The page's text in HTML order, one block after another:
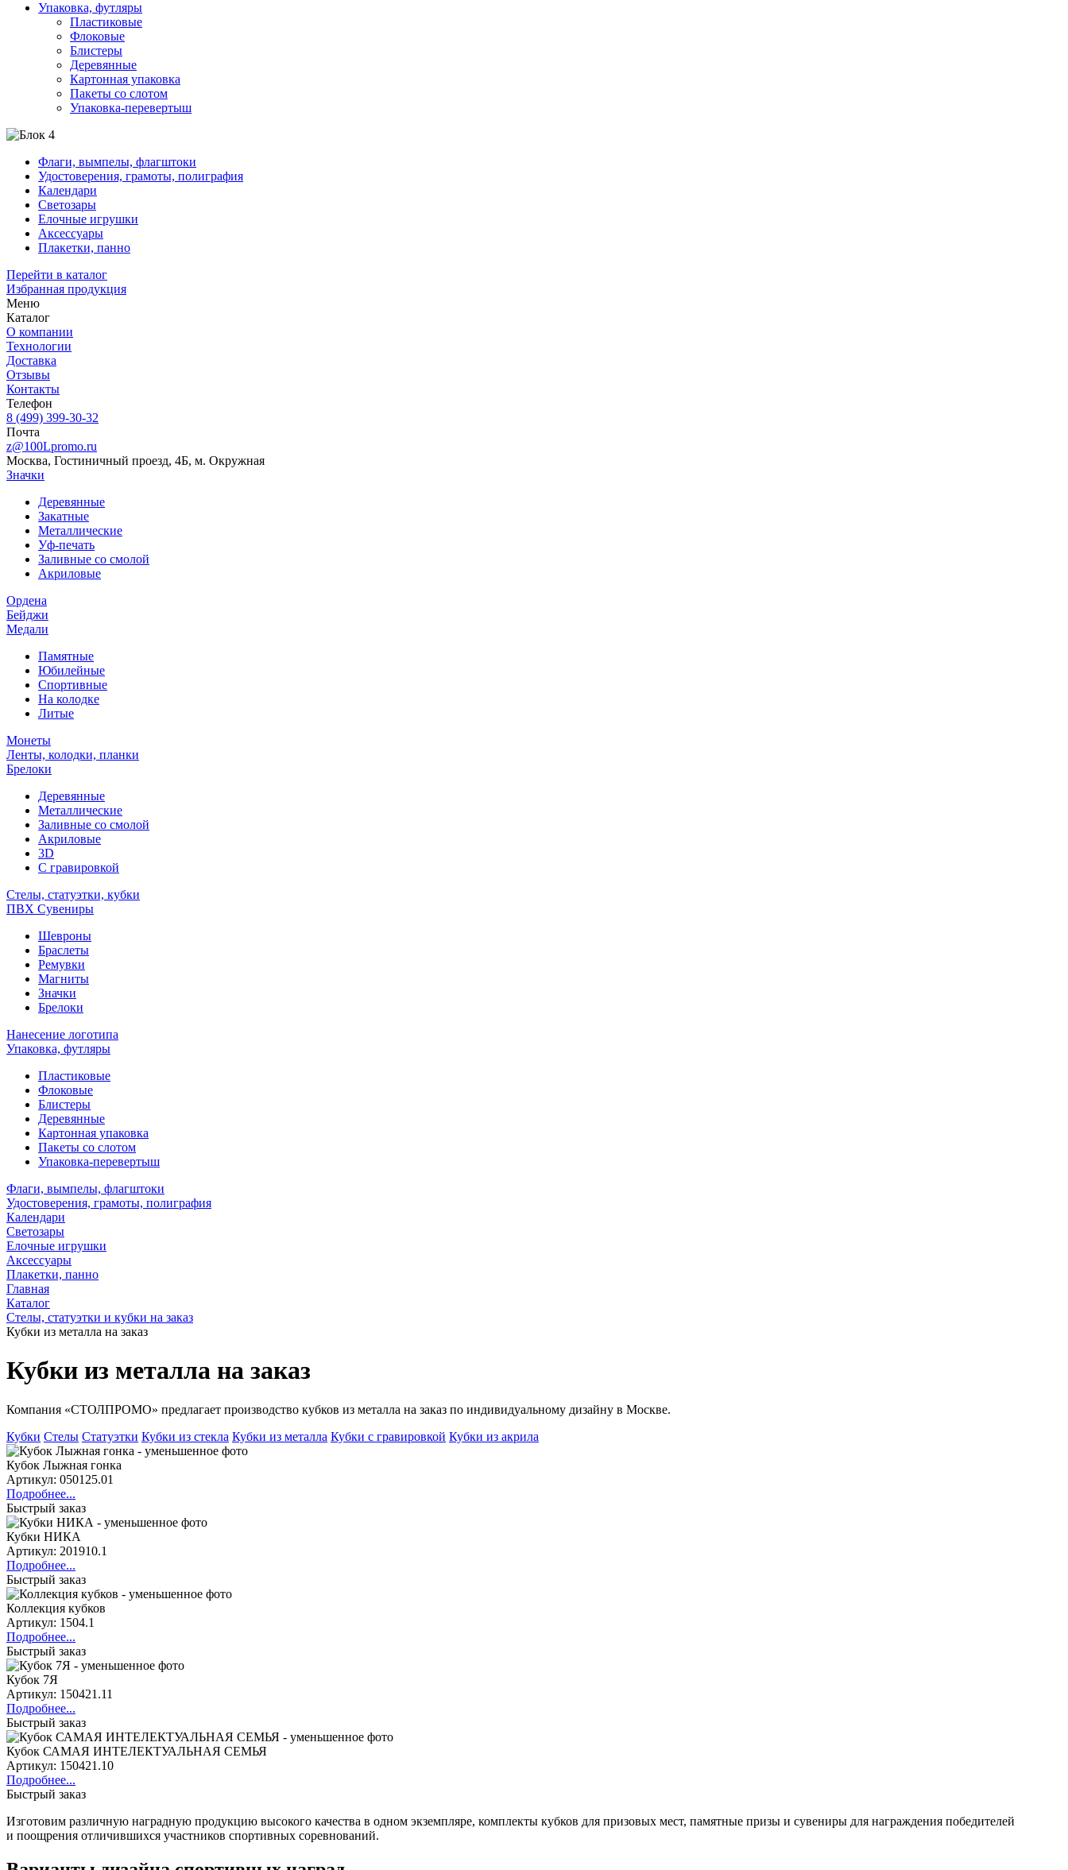
Упаковка, футляры
Пластиковые
Флоковые
Блистеры
Деревянные
Картонная упаковка
Пакеты со слотом
Упаковка-перевертыш
Флаги, вымпелы, флагштоки
Удостоверения, грамоты, полиграфия
Календари
Светозары
Елочные игрушки
Аксессуары
Плакетки, панно
Перейти в каталог
Избранная продукция
Меню
Каталог
О компании
Технологии
Доставка
Отзывы
Контакты
Телефон
8 (499) 399-30-32
Почта
z@100Lpromo.ru
Москва, Гостиничный проезд, 4Б, м. Окружная
Значки
Деревянные
Закатные
Металлические
Уф-печать
Заливные со смолой
Акриловые
Ордена
Бейджи
Медали
Памятные
Юбилейные
Спортивные
На колодке
Литые
Монеты
Ленты, колодки, планки
Брелоки
Деревянные
Металлические
Заливные со смолой
Акриловые
3D
C гравировкой
Стелы, статуэтки, кубки
ПВХ Сувениры
Шевроны
Браслеты
Ремувки
Магниты
Значки
Брелоки
Нанесение логотипа
Упаковка, футляры
Пластиковые
Флоковые
Блистеры
Деревянные
Картонная упаковка
Пакеты со слотом
Упаковка-перевертыш
Флаги, вымпелы, флагштоки
Удостоверения, грамоты, полиграфия
Календари
Светозары
Елочные игрушки
Аксессуары
Плакетки, панно
Главная
Каталог
Стелы, статуэтки и кубки на заказ
Кубки из металла на заказ
Кубки из металла на заказ
Компания «СТОЛПРОМО» предлагает производство кубков из металла на заказ по индивидуальному дизайну в Москве.
Кубки Стелы Статуэтки Кубки из стекла Кубки из металла Кубки с гравировкой Кубки из акрила
Кубок Лыжная гонка
Артикул: 050125.01
Подробнее...
Быстрый заказ
Кубки НИКА
Артикул: 201910.1
Подробнее...
Быстрый заказ
Коллекция кубков
Артикул: 1504.1
Подробнее...
Быстрый заказ
Кубок 7Я
Артикул: 150421.11
Подробнее...
Быстрый заказ
Кубок САМАЯ ИНТЕЛЕКТУАЛЬНАЯ СЕМЬЯ
Артикул: 150421.10
Подробнее...
Быстрый заказ
Изготовим различную наградную продукцию высокого качества в одном экземпляре, комплекты кубков для призовых мест, памятные призы и сувениры для награждения победителей
и поощрения отличившихся участников спортивных соревнований.